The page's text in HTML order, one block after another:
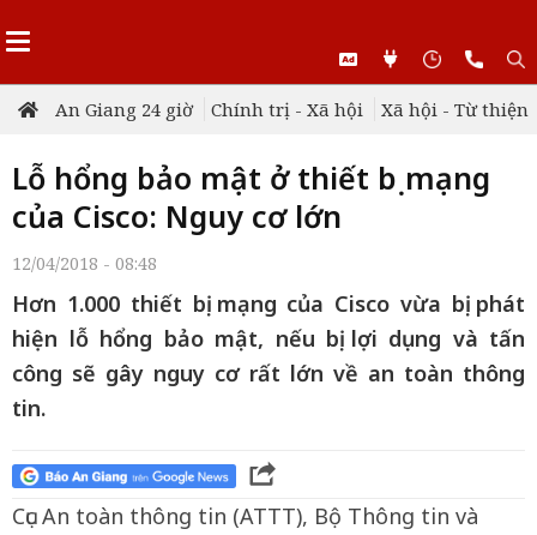
An Giang 24 giờ Chính trị - Xã hội Xã hội - Từ thiện
Lỗ hổng bảo mật ở thiết bị mạng
của Cisco: Nguy cơ lớn
12/04/2018 - 08:48
Hơn 1.000 thiết bị mạng của Cisco vừa bị phát
hiện lỗ hổng bảo mật, nếu bị lợi dụng và tấn
công sẽ gây nguy cơ rất lớn về an toàn thông
tin.
Cục An toàn thông tin (ATTT), Bộ Thông tin và